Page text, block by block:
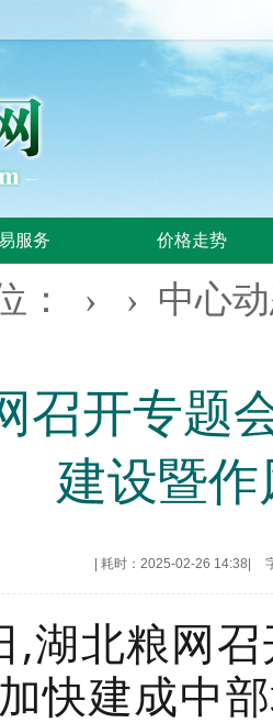
服务 价格走势
： › › 中心
召开专题
建设暨
耗时：2025-02-26 14:38
,湖北粮网
快建成中